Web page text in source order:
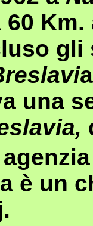
60
gli
una
è un